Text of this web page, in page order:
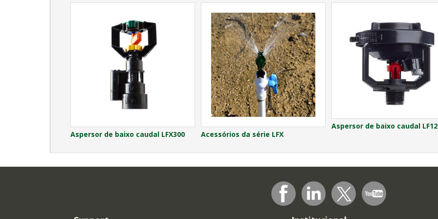
Aspersor de baixo caudal LFX300 Acessórios da série LFX
Aspersor de baixo caudal